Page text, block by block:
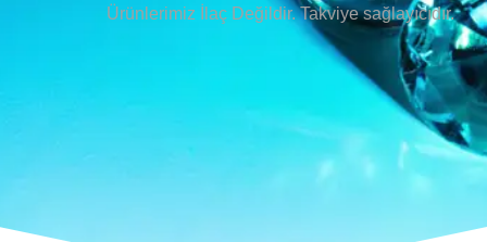
Ürünlerimiz İlaç Değildir. Takviye sağlayıcıdır.